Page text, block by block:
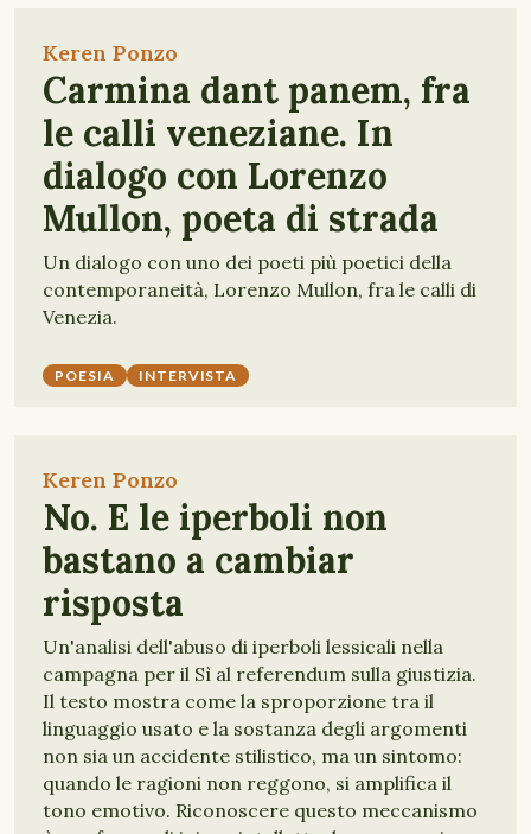
Keren Ponzo
Carmina dant panem, fra
le calli veneziane. In
dialogo con Lorenzo
Mullon, poeta di strada
Un dialogo con uno dei poeti più poetici della
contemporaneità, Lorenzo Mullon, fra le calli di
Venezia.
POESIA INTERVISTA
Keren Ponzo
No. E le iperboli non
bastano a cambiar
risposta
Un'analisi dell'abuso di iperboli lessicali nella
campagna per il Sì al referendum sulla giustizia.
Il testo mostra come la sproporzione tra il
linguaggio usato e la sostanza degli argomenti
non sia un accidente stilistico, ma un sintomo:
quando le ragioni non reggono, si amplifica il
tono emotivo. Riconoscere questo meccanismo